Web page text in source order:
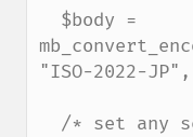
"ISO-2022-